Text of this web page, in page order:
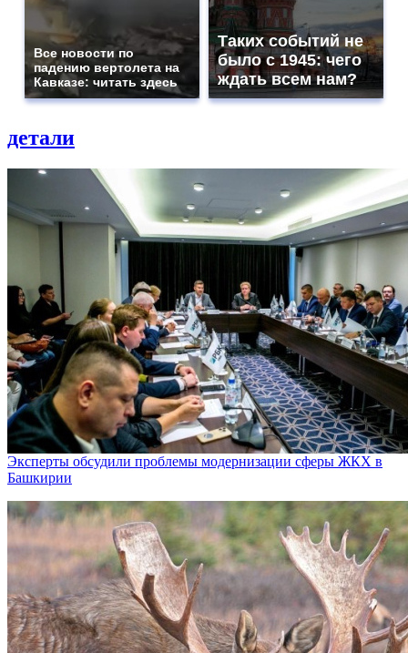
Все новости по
падению вертолета на
Кавказе: читать здесь
Таких событий не
было с 1945: чего
ждать всем нам?
детали
Эксперты обсудили проблемы модернизации сферы ЖКХ в
Башкирии